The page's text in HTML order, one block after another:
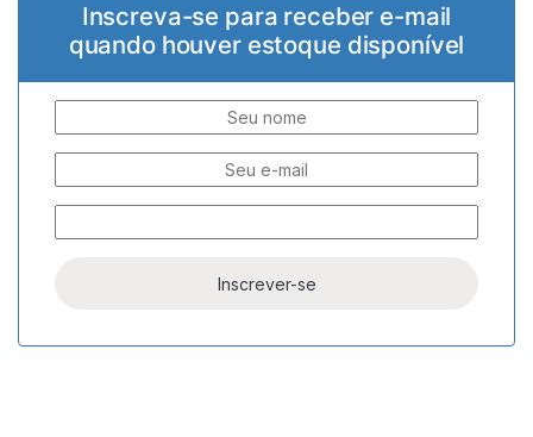
Inscreva-se para receber e-mail
quando houver estoque disponível